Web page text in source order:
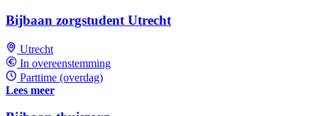
Bijbaan zorgstudent Utrecht
Utrecht
In overeenstemming
Parttime (overdag)
Lees meer